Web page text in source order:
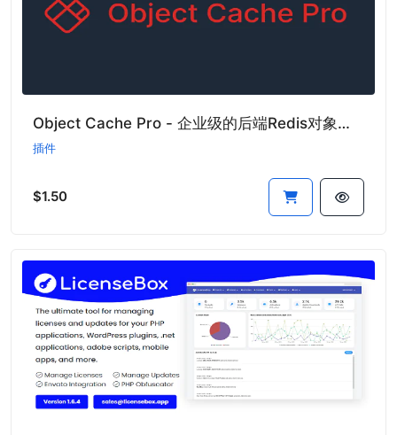
Object Cache Pro - 企业级的后端Redis对象缓存插件
插件
$1.50